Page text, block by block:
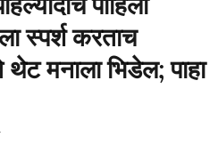
स्पर्श करताच
मनाला भिडेल; पाहा